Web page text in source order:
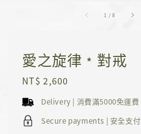
1 /8
愛之旋律﹡對戒
Regular
NT$ 2,600
Delivery | 消費滿5000免運費
Secure payments | 安全支付